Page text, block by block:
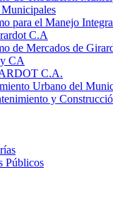
Municipales
para el Manejo
C.A
de Mercados de
CA
C.A.
Urbano del
y
Públicos